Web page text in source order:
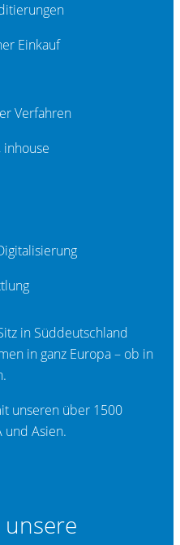
Einkauf
Verfahren
inhouse
in Süddeutschland
in ganz Europa – ob in
unseren über 1500
und Asien.
unsere